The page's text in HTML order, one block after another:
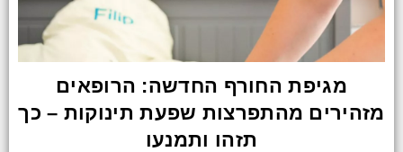
מגיפת החורף החדשה: הרופאים
מזהירים מהתפרצות שפעת תינוקות – כך
תזהו ותמנעו